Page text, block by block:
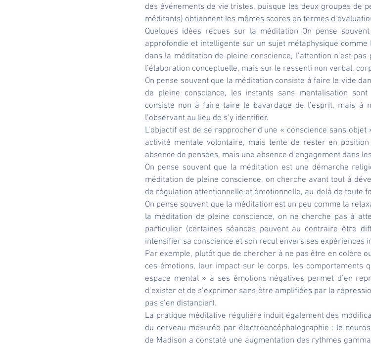
des événements de vie tristes, puisque les deux groupes de
méditants) obtiennent les mêmes scores en termes
Quelques idées reçues sur la méditation On pense
approfondie et intelligente sur un sujet métaphysique
dans la méditation de pleine conscience, l’attention n’est
l’élaboration conceptuelle, mais sur le ressenti non verbal,
On pense souvent que la méditation consiste à faire le vide
de pleine conscience, les instants sans mentalisation
consiste non à faire taire le bavardage de l’esprit, mais à
l’observant au lieu de s’y identifier.
L’objectif est de se rapprocher d’une « conscience sans objet
activité mentale volontaire, mais tente de rester en position
absence de pensées, mais une absence d’engagement dans
On pense souvent que la méditation est une démarche
méditation de pleine conscience, on cherche avant tout à
de régulation attentionnelle et émotionnelle, au-delà de toute
On pense souvent que la méditation est un peu comme la
la méditation de pleine conscience, on ne cherche pas à
particulier (certaines séances peuvent au contraire être
intensifier sa conscience et son recul envers ses expériences
Par exemple, plutôt que de chercher à ne pas être en colère
ces émotions, leur impact sur le corps, les comportements
espace mental » à ses émotions négatives permet d’en
d’exister et de s’exprimer sans être amplifiées par la
pas s’en distancier).
La pratique méditative régulière induit également des
du cerveau mesurée par électroencéphalographie : le
de Madison a constaté une augmentation des rythmes